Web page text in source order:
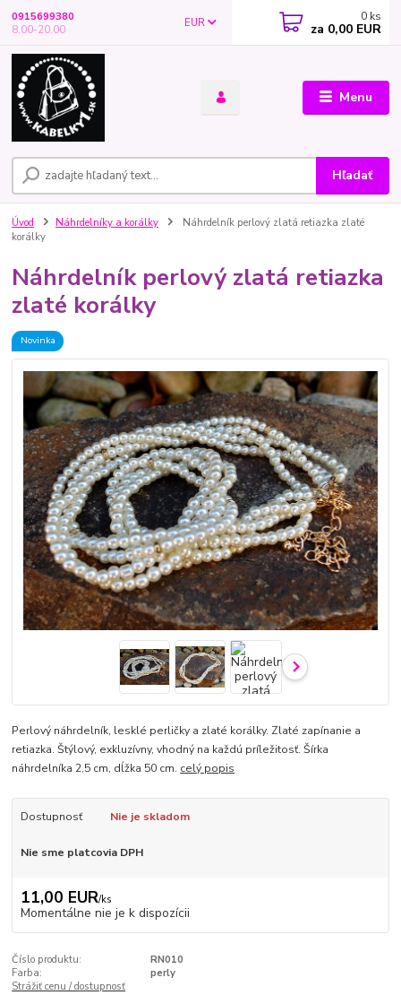
Menu
EUR
Hľadať
0915699380
8.00-20.00
0 ks
za 0,00 EUR
Úvod Náhrdelníky a korálky
Náhrdelník perlový zlatá retiazka zlaté
korálky
Náhrdelník perlový zlatá retiazka
zlaté korálky
Novinka
Perlový náhrdelník, lesklé perličky a zlaté korálky. Zlaté zapínanie a
retiazka. Štýlový, exkluzívny, vhodný na každú príležitosť. Šírka
náhrdelníka 2,5 cm, dĺžka 50 cm. celý popis
Dostupnosť Nie je skladom
Nie sme platcovia DPH
11,00 EUR/ks
Momentálne nie je k dispozícii
Číslo produktu:
RN010
Farba:
perly
Strážiť cenu / dostupnosť